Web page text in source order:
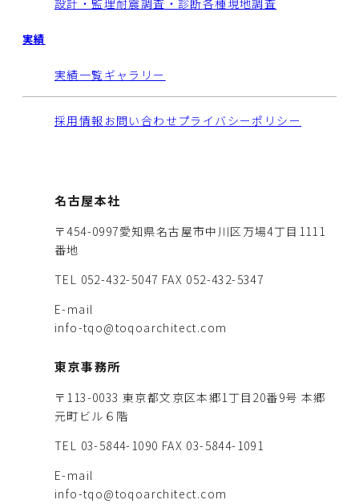
実績
実績一覧 ギャラリー
採用情報 お問い合わせ プライバシーポリシー
名古屋本社
〒454-0997愛知県名古屋市中川区万場4丁目1111
番地
TEL 052-432-5047 FAX 052-432-5347
E-mail
info-tqo@toqoarchitect.com
東京事務所
〒113-0033 東京都文京区本郷1丁目20番9号 本郷
元町ビル６階
TEL 03-5844-1090 FAX 03-5844-1091
E-mail
info-tqo@toqoarchitect.com